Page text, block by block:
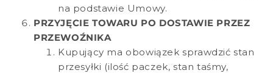
na podstawie Umowy.
PRZYJĘCIE TOWARU PO DOSTAWIE PRZEZ
PRZEWOŹNIKA
Kupujący ma obowiązek sprawdzić stan
przesyłki (ilość paczek, stan taśmy,